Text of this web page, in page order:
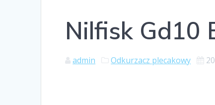
Nilfisk Gd10
admin Odkurzacz plecakowy